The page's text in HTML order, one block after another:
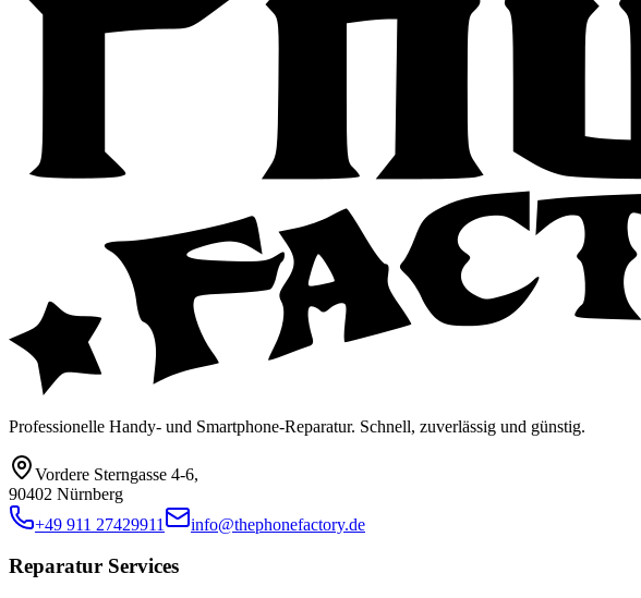
Professionelle Handy- und Smartphone-Reparatur. Schnell, zuverlässig und günstig.
Vordere Sterngasse 4-6,
90402 Nürnberg
+49 911 27429911
info@thephonefactory.de
Reparatur Services